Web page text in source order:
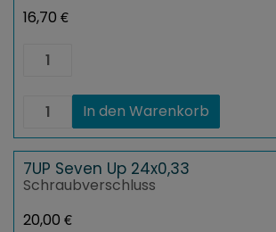
16,70 €
7UP
Seven
24x0,20
Menge
7UP
Seven
Up
24x0,20
Menge
In den Warenkorb
7UP Seven Up 24x0,33
Schraubverschluss
20,00 €